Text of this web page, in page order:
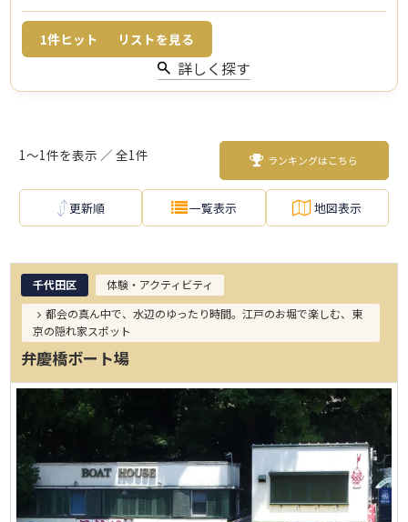
1件ヒット リストを見る
詳しく探す
1～1件を表示 ／ 全1件 ランキングはこちら
更新順 一覧表示 地図表示
千代田区
体験・アクティビティ
都会の真ん中で、水辺のゆったり時間。江戸のお堀で楽しむ、東
京の隠れ家スポット
弁慶橋ボート場